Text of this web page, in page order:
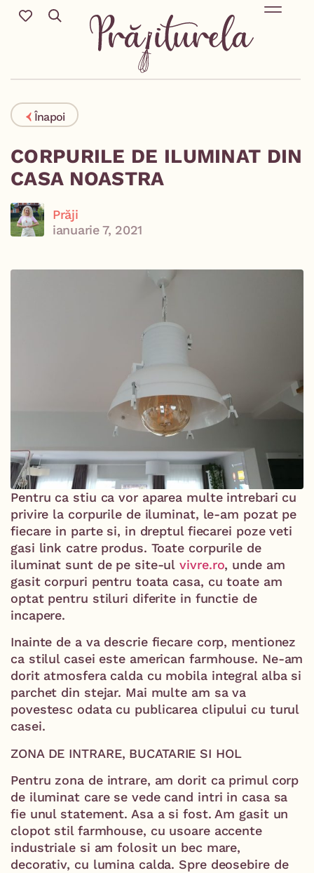
Înapoi
CORPURILE DE ILUMINAT DIN
CASA NOASTRA
Prăji
ianuarie 7, 2021
Pentru ca stiu ca vor aparea multe intrebari cu
privire la corpurile de iluminat, le-am pozat pe
fiecare in parte si, in dreptul fiecarei poze veti
gasi link catre produs. Toate corpurile de
iluminat sunt de pe site-ulvivre.ro, unde am
gasit corpuri pentru toata casa, cu toate am
optat pentru stiluri diferite in functie de
incapere.
Inainte de a va descrie fiecare corp, mentionez
ca stilul casei este american farmhouse. Ne-am
dorit atmosfera calda cu mobila integral alba si
parchet din stejar. Mai multe am sa va
povestesc odata cu publicarea clipului cu turul
casei.
ZONA DE INTRARE, BUCATARIE SI HOL
Pentru zona de intrare, am dorit ca primul corp
de iluminat care se vede cand intri in casa sa
fie unul statement. Asa a si fost. Am gasit un
clopot stil farmhouse, cu usoare accente
industriale si am folosit un bec mare,
decorativ, cu lumina calda. Spre deosebire de